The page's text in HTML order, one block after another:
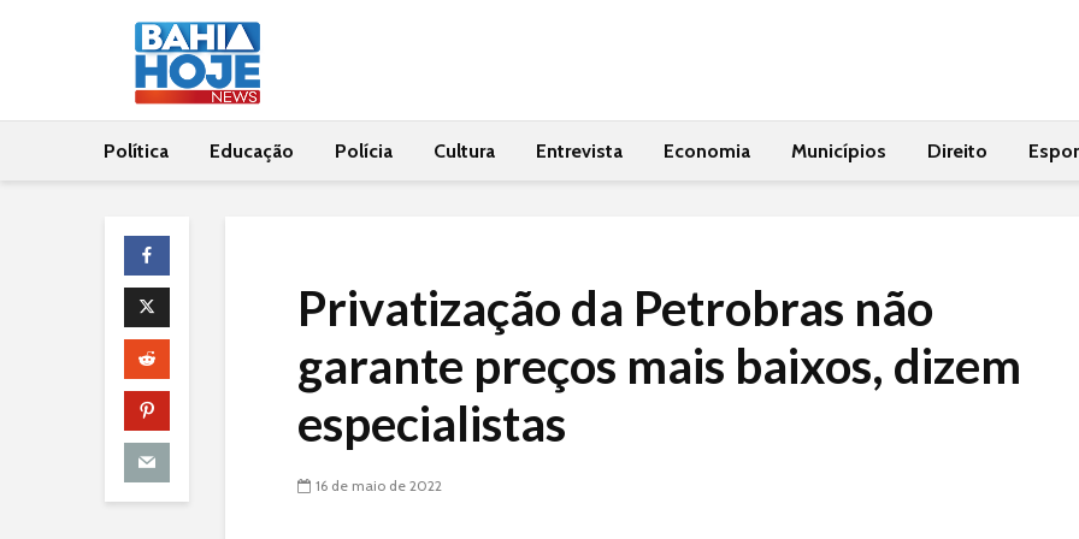
Política Educação Polícia Cultura Entrevista Economia Municípios Direito
Privatização da Petrobras não
garante preços mais baixos, dizem
especialistas
16 de maio de 2022